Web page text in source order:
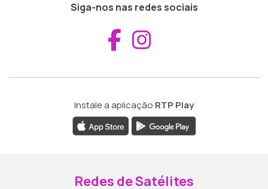
Siga-nos nas redes sociais
Aceder ao
Instale a aplicação RTP Play
Redes de Satélites